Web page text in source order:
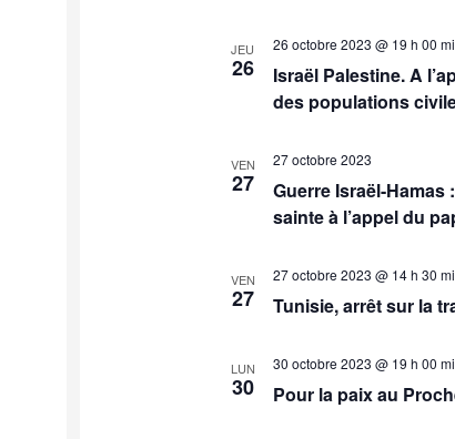
JEU
26
Israël Palestine. A
des populations
26 octobre 2023 @ 19 h 00
VEN
27
Guerre Israël-Hamas
sainte à l’appel du
27 octobre 2023
VEN
27 Tunisie, arrêt sur la
27 octobre 2023 @ 14 h 30
LUN
30 Pour la paix au
30 octobre 2023 @ 19 h 00